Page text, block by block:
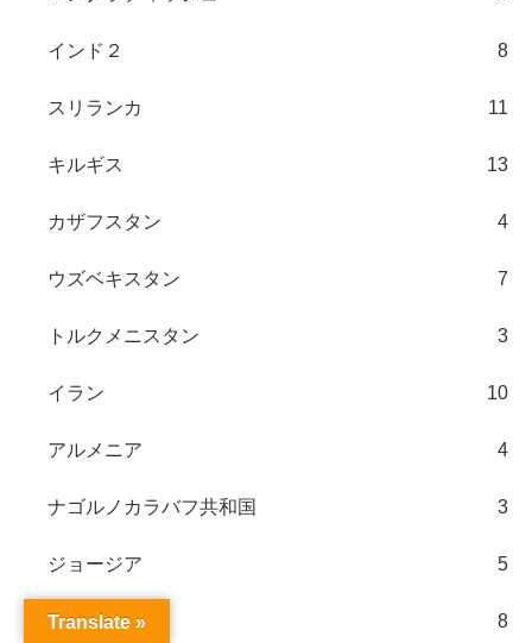
インド２ 8
スリランカ 11
キルギス 13
カザフスタン 4
ウズベキスタン 7
トルクメニスタン 3
イラン 10
アルメニア 4
ナゴルノカラバフ共和国 3
ジョージア 5
トルコ 8
Translate »